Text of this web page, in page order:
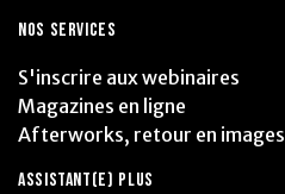
NOS SERVICES
S'inscrire aux webinaires
Magazines en ligne
Afterworks, retour en images
ASSISTANT(E) PLUS